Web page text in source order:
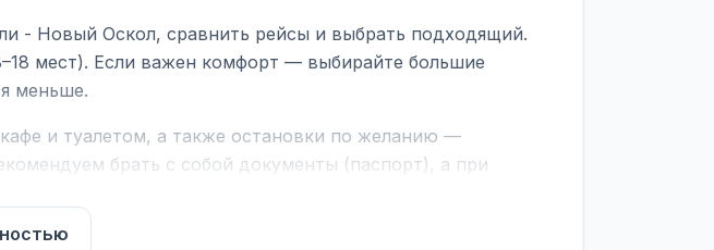
- Новый Оскол, сравнить рейсы и выбрать подходящий.
мест). Если важен комфорт — выбирайте большие
меньше.
и туалетом, а также остановки по желанию —
брать с собой документы (паспорт), а при
сидений, кондиционер, отопление, зарядка